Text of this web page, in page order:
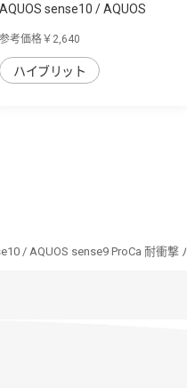
AQUOS sense10 / AQUOS
参考価格￥2,640
ハイブリット
/ AQUOS sense9 ProCa 耐衝